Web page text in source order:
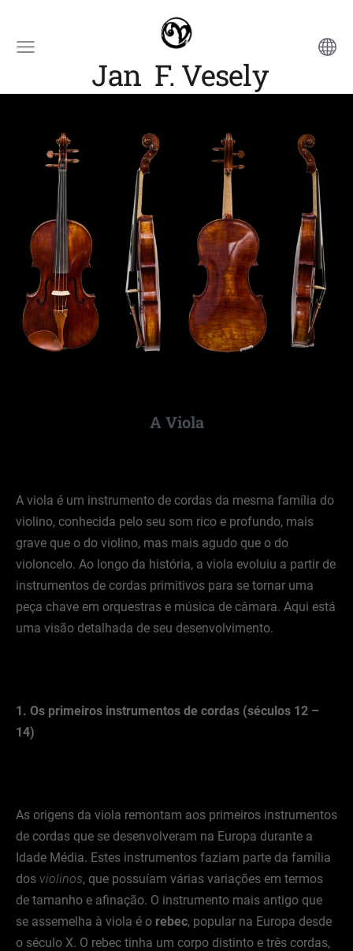
Jan F. Vesely
A Viola
A viola é um instrumento de cordas da mesma família do
violino, conhecida pelo seu som rico e profundo, mais
grave que o do violino, mas mais agudo que o do
violoncelo. Ao longo da história, a viola evoluiu a partir de
instrumentos de cordas primitivos para se tornar uma
peça chave em orquestras e música de câmara. Aqui está
uma visão detalhada de seu desenvolvimento.
1. Os primeiros instrumentos de cordas (séculos 12 –
14)
As origens da viola remontam aos primeiros instrumentos
de cordas que se desenvolveram na Europa durante a
Idade Média. Estes instrumentos faziam parte da família
dos violinos, que possuíam várias variações em termos
de tamanho e afinação. O instrumento mais antigo que
se assemelha à viola é o rebec, popular na Europa desde
o século X. O rebec tinha um corpo distinto e três cordas,